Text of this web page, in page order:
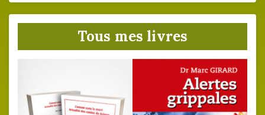
Tous mes livres